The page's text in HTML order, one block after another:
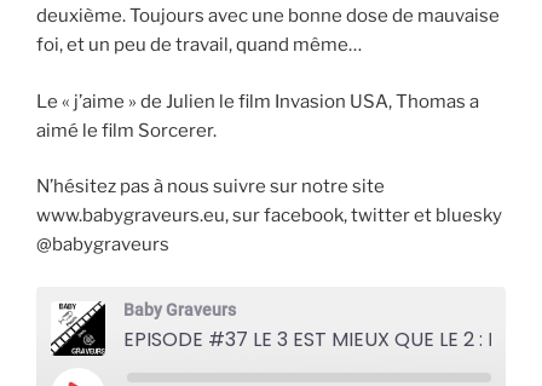
deuxième.Toujours avec une bonne dose de mauvaise
foi, et un peu de travail, quand même…
Le « j’aime » de Julien le film Invasion USA, Thomas a
aimé le film Sorcerer.
N’hésitez pas à nous suivre sur notre site
www.babygraveurs.eu, sur facebook, twitter et bluesky
@babygraveurs
Baby Graveurs